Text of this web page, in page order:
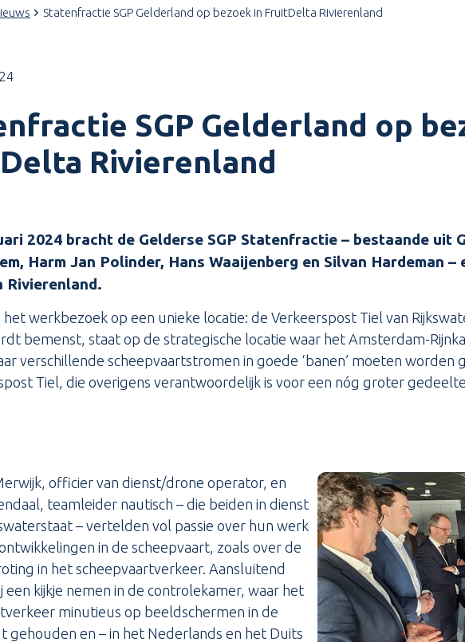
Statenfractie SGP Gelderland op bezoek in FruitDelta Rivierenland
SGP Gelderland op
Rivierenland
2024 bracht de Gelderse SGP Statenfractie – bestaande uit
Harm Jan Polinder, Hans Waaijenberg en Silvan Hardeman
Rivierenland.
werkbezoek op een unieke locatie: de Verkeerspost Tiel van
bemenst, staat op de strategische locatie waar het Amsterdam-
verschillende scheepvaartstromen in goede ‘banen’ moeten
Tiel, die overigens verantwoordelijk is voor een nóg groter
officier van dienst/drone operator, en
teamleider nautisch – die beiden in dienst
– vertelden vol passie over hun werk
in de scheepvaart, zoals over de
in het scheepvaartverkeer. Aansluitend
een kijkje nemen in de controlekamer, waar het
minutieus op beeldschermen in de
gehouden en – in het Nederlands en het Duits